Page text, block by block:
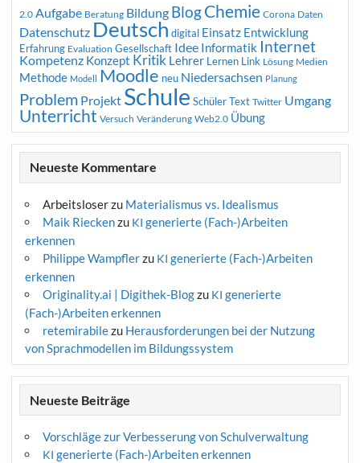
2.0 Aufgabe Beratung Bildung BlogChemie Corona Daten
Datenschutz Deutsch digital Einsatz Entwicklung
Erfahrung Evaluation Gesellschaft Idee Informatik Internet
Kompetenz Konzept Kritik Lehrer Lernen Link Lösung Medien
Methode Modell Moodle neu Niedersachsen Planung
Problem Projekt Schule Schüler Text Twitter Umgang
Unterricht Versuch Veränderung Web2.0 Übung
Neueste Kommentare
Arbeitsloserzu Materialismus vs. Idealismus
Maik Rieckenzu KI generierte (Fach-)Arbeiten
erkennen
Philippe Wampflerzu KI generierte (Fach-)Arbeiten
erkennen
Originality.ai | Digithek-Blogzu KI generierte
(Fach-)Arbeiten erkennen
retemirabilezu Herausforderungen bei der Nutzung
von Sprachmodellen im Bildungssystem
Neueste Beiträge
Vorschläge zur Verbesserung von Schulverwaltung
KI generierte (Fach-)Arbeiten erkennen